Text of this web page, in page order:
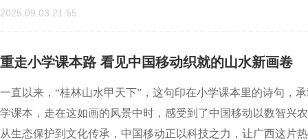
2025.09.03 21:55
重走小学课本路 看见中国移动织就的山水新画卷
一直以来，“桂林山水甲天下”，这句印在小学课本里的诗句，
学课本，走在这如画的风景中时，感受到了中国移动以数智兴
从生态保护到文化传承，中国移动正以科技之力，让广西这